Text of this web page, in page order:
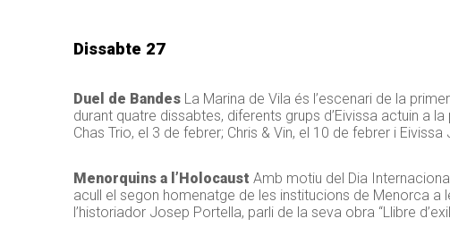
Dissabte 27
Duel de Bandes La Marina de Vila és l’escenari de la
durant quatre dissabtes, diferents grups d’Eivissa actuin a
Chas Trio, el 3 de febrer; Chris & Vin, el 10 de febrer i
Menorquins a l’Holocaust Amb motiu del Dia
acull el segon homenatge de les institucions de Menorca a
l’historiador Josep Portella, parli de la seva obra “Llibre